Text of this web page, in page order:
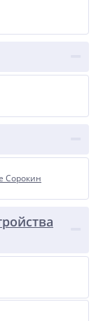
Сорокин